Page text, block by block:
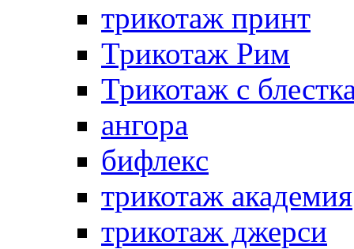
трикотаж принт
Трикотаж Рим
Трикотаж с
ангора
бифлекс
трикотаж академия
трикотаж джерси